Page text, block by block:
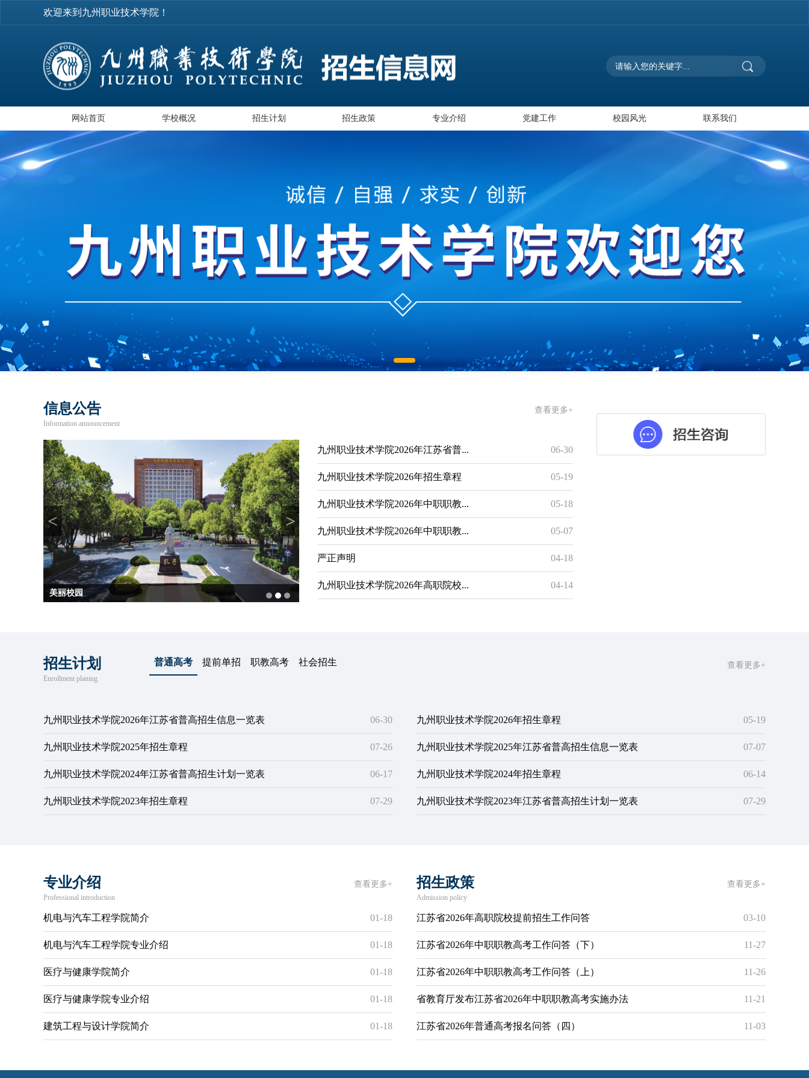
欢迎来到九州职业技术学院！
网站首页 学校概况 招生计划 招生政策 专业介绍 党建工作 校园风光 联系我们
信息公告 查看更多+
Information announcement
文体活动中心
< >
九州职业技术学院2026年江苏省普... 06-30
九州职业技术学院2026年招生章程 05-19
九州职业技术学院2026年中职职教... 05-18
九州职业技术学院2026年中职职教... 05-07
严正声明 04-18
九州职业技术学院2026年高职院校... 04-14
招生计划 普通高考 提前单招 职教高考 社会招生 查看更多+
Enrollment planing
九州职业技术学院2026年江苏省普高招生信息一览表 06-30 九州职业技术学院2026年招生章程 05-19
九州职业技术学院2025年招生章程 07-26 九州职业技术学院2025年江苏省普高招生信息一览表 07-07
九州职业技术学院2024年江苏省普高招生计划一览表 06-17 九州职业技术学院2024年招生章程 06-14
九州职业技术学院2023年招生章程 07-29 九州职业技术学院2023年江苏省普高招生计划一览表 07-29
专业介绍 查看更多+
Professional introduction
机电与汽车工程学院简介 01-18
机电与汽车工程学院专业介绍 01-18
医疗与健康学院简介 01-18
医疗与健康学院专业介绍 01-18
建筑工程与设计学院简介 01-18
招生政策 查看更多+
Admission policy
江苏省2026年高职院校提前招生工作问答 03-10
江苏省2026年中职职教高考工作问答（下） 11-27
江苏省2026年中职职教高考工作问答（上） 11-26
省教育厅发布江苏省2026年中职职教高考实施办法 11-21
江苏省2026年普通高考报名问答（四） 11-03